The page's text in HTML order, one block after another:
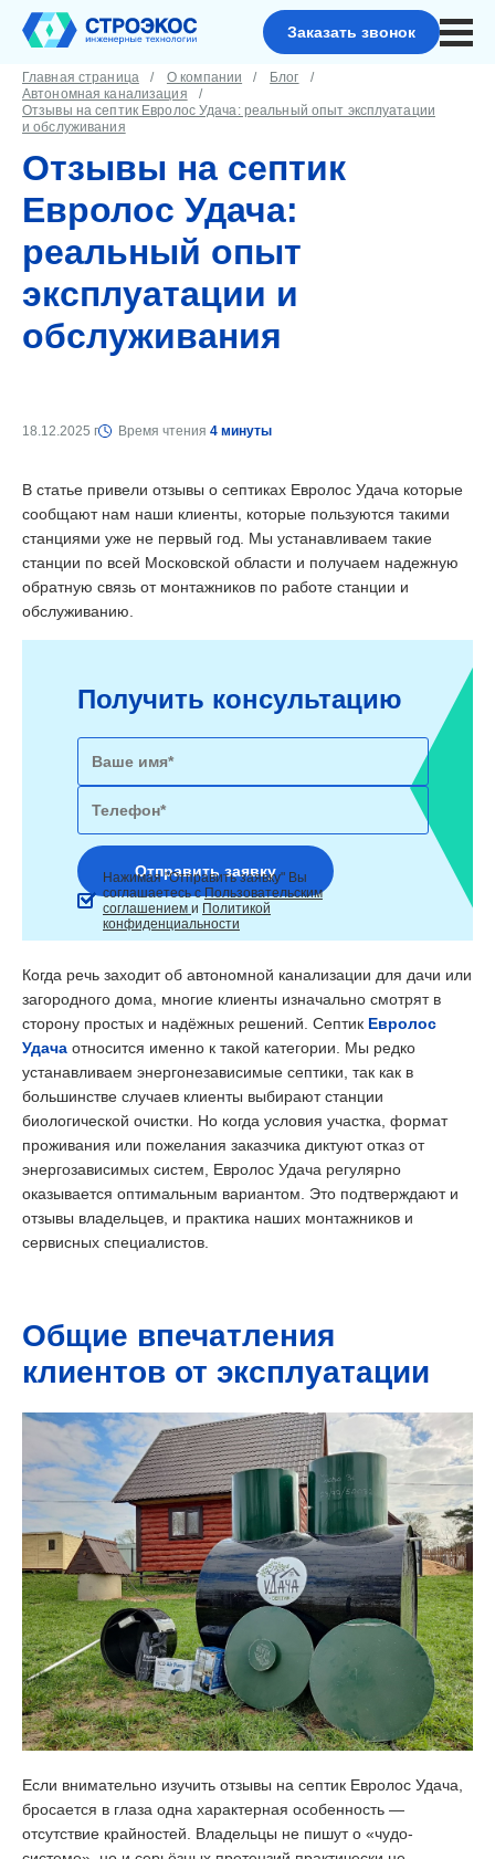
Заказать звонок
Главная страница О компании
Блог
Автономная канализация
Отзывы на септик Евролос Удача: реальный опыт эксплуатации
и обслуживания
Отзывы на септик
Евролос Удача:
реальный опыт
эксплуатации и
обслуживания
18.12.2025 г Время чтения 4 минуты
В статье привели отзывы о септиках Евролос Удача которые
сообщают нам наши клиенты, которые пользуются такими
станциями уже не первый год. Мы устанавливаем такие
станции по всей Московской области и получаем надежную
обратную связь от монтажников по работе станции и
обслуживанию.
Получить консультацию
Нажимая "Отправить заявку" Вы
соглашаетесь сПользовательским
соглашением и Политикой
конфиденциальности
Когда речь заходит об автономной канализации для дачи или
загородного дома, многие клиенты изначально смотрят в
сторону простых и надёжных решений. Септик Евролос
Удача относится именно к такой категории. Мы редко
устанавливаем энергонезависимые септики, так как в
большинстве случаев клиенты выбирают станции
биологической очистки. Но когда условия участка, формат
проживания или пожелания заказчика диктуют отказ от
энергозависимых систем, Евролос Удача регулярно
оказывается оптимальным вариантом. Это подтверждают и
отзывы владельцев, и практика наших монтажников и
сервисных специалистов.
Общие впечатления
клиентов от эксплуатации
Если внимательно изучить отзывы на септик Евролос Удача,
бросается в глаза одна характерная особенность —
отсутствие крайностей. Владельцы не пишут о «чудо-